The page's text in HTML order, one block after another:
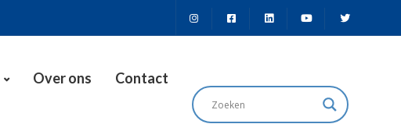
Over ons Contact